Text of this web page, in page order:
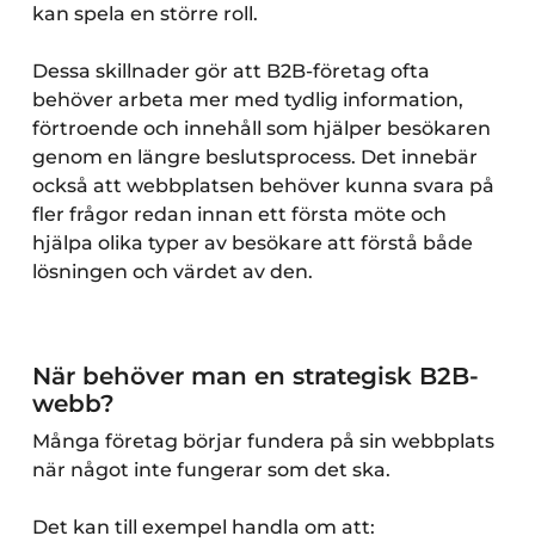
kan spela en större roll.
Dessa skillnader gör att B2B-företag ofta
behöver arbeta mer med tydlig information,
förtroende och innehåll som hjälper besökaren
genom en längre beslutsprocess. Det innebär
också att webbplatsen behöver kunna svara på
fler frågor redan innan ett första möte och
hjälpa olika typer av besökare att förstå både
lösningen och värdet av den.
När behöver man en strategisk B2B-
webb?
Många företag börjar fundera på sin webbplats
när något inte fungerar som det ska.
Det kan till exempel handla om att: